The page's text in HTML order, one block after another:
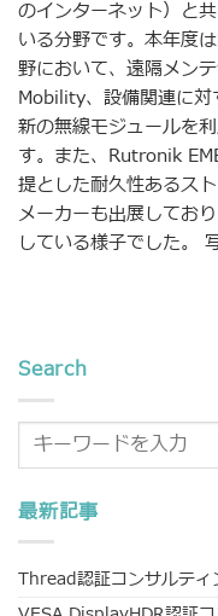
のインターネット）と
いる分野です。本年度
野において、遠隔メン
Mobility、設備関連に対
新の無線モジュールを
す。また、Rutronik
提とした耐久性あるス
メーカーも出展してお
している様子でした。
Search
最新記事
Thread認証コンサルティ